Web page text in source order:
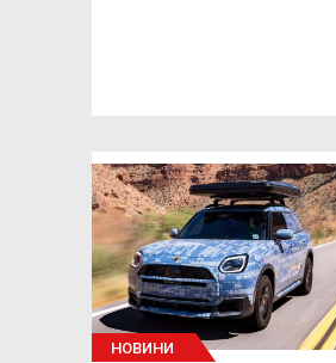
НОВИНИ